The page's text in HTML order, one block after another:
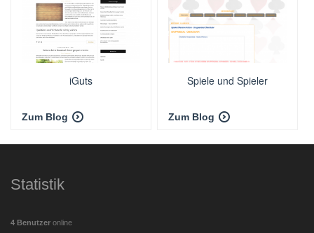
iGuts
Zum Blog
Spiele und Spieler
Zum Blog
Statistik
4 Benutzer online